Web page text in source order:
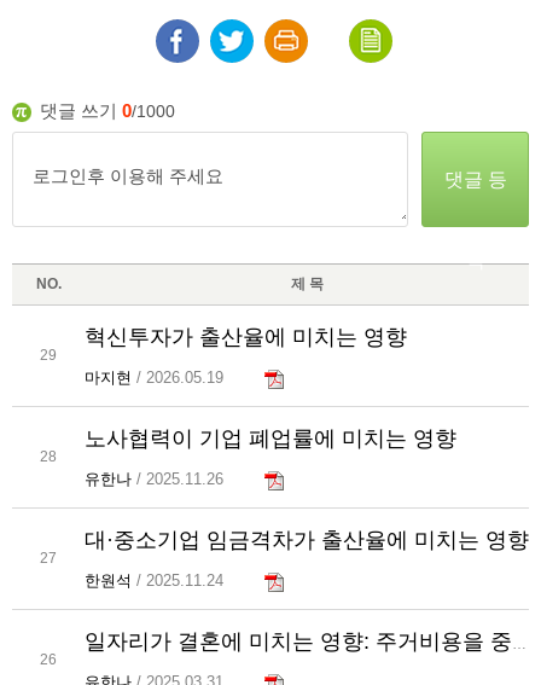
댓글 쓰기 0/1000
댓글 등
록
NO. 제 목
29
혁신투자가 출산율에 미치는 영향
마지현 / 2026.05.19
28
노사협력이 기업 폐업률에 미치는 영향
유한나 / 2025.11.26
27
대·중소기업 임금격차가 출산율에 미치는 영향
한원석 / 2025.11.24
26
일자리가 결혼에 미치는 영향: 주거비용을 중심으로